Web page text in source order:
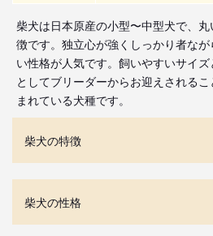
柴犬は日本原産の小型〜中型犬で、
徴です。独立心が強くしっかり者な
い性格が人気です。飼いやすいサイ
としてブリーダーからお迎えされる
まれている犬種です。
柴犬の特徴
柴犬の性格